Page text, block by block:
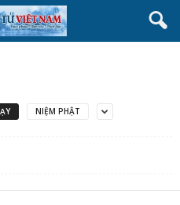
NIỆM PHẬT